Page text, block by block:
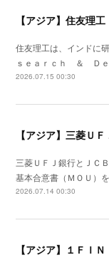
住友理工は、インドに
ｓｅａｒｃｈ ＆ Ｄ
2026.07.15 00:30
【アジア】三菱Ｕ
三菱ＵＦＪ銀行とＪＣ
基本合意書（ＭＯＵ）
2026.07.14 00:30